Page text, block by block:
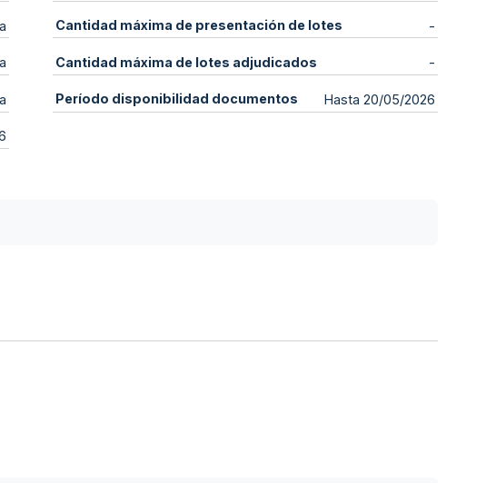
Cantidad máxima de presentación de lotes -
Cantidad máxima de lotes adjudicados -
Período disponibilidad documentos Hasta 20/05/2026